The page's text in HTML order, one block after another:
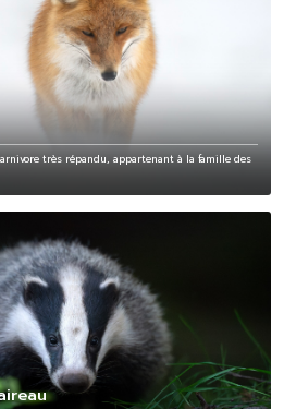
très répandu, appartenant à la famille des